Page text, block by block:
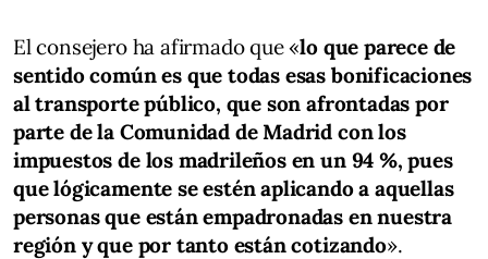
El consejero ha afirmado que «lo que parece de
sentido común es que todas esas bonificaciones
al transporte público, que son afrontadas por
parte de la Comunidad de Madrid con los
impuestos de los madrileños en un 94 %, pues
que lógicamente se estén aplicando a aquellas
personas que están empadronadas en nuestra
región y que por tanto están cotizando».